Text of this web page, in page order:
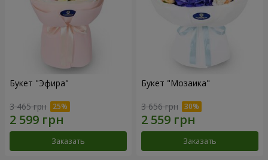
Букет "Эфира"
3 465 грн
Заказать
Букет "Мозаика"
3 656 грн
Заказать